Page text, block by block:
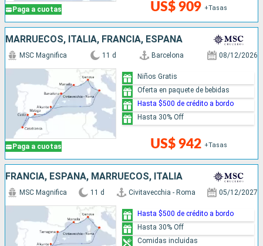
Paga a cuotas US$ 909 +Tasas
MARRUECOS, ITALIA, FRANCIA, ESPAÑA
Paga a cuotas
MSC Magnifica 11 d Barcelona 08/12/2026
US$ 942 +Tasas
Niños Gratis
Oferta en paquete de bebidas
Hasta $500 de crédito a bordo
Hasta 30% Off
FRANCIA, ESPAÑA, MARRUECOS, ITALIA
MSC Magnifica 11 d Civitavecchia - Roma 05/12/2027
Hasta $500 de crédito a bordo
Hasta 30% Off
Comidas incluidas